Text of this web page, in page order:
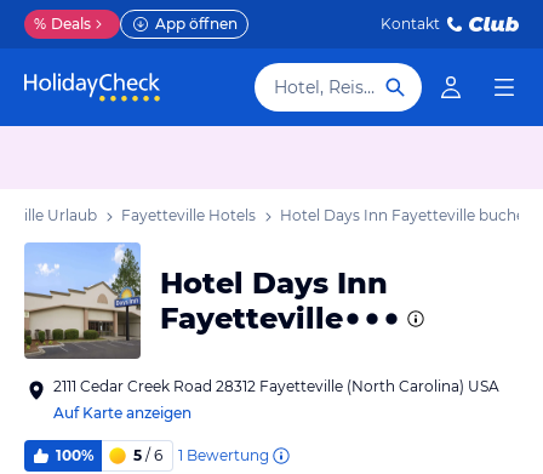
% Deals App öffnen Kontakt
Hotel, Reiseziel
Urlaub Fayetteville Hotels Hotel Days Inn Fayetteville buchen
Hotel Days Inn
Fayetteville
2111 Cedar Creek Road 28312 Fayetteville (North Carolina) USA
Auf Karte anzeigen
100% 5 / 6 1 Bewertung